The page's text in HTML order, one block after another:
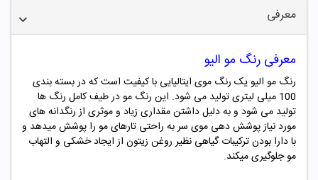
معرفی
معرفی رنگ مو الیو
رنگ مو الیو یک رنگ موی ایتالیایی با کیفیت است که در بسته بندی
100 میلی لیتری تولید می شود. این رنگ مو در طیف کامل رنگ ها
تولید می شود و به دلیل داشتن مقداری زیاد و موثری از رنگدانه های
مورد نیاز پوشش دهی موی سر به راحتی تارهای مو را پوشش میدهد و
با دارا بودن ترکیبات گیاهی نظیر روغن زیتون از ایجاد خشکی و التهاب
مو جلوگیری میکند.